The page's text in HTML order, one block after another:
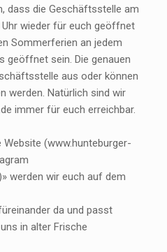
dass die Geschäftsstelle am
Uhr wieder für euch geöffnet
Sommerferien an jedem
geöffnet sein. Die genauen
aus oder können
werden. Natürlich sind wir
immer für euch erreichbar.
Website (www.hunteburger-
werden wir euch auf dem
da und passt
in alter Frische